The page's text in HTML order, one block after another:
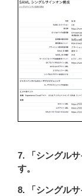
7. 「シングル
す。
8. 「シングル